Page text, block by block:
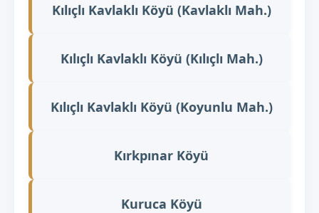
Kılıçlı Kavlaklı Köyü (Kavlaklı Mah.)
Kılıçlı Kavlaklı Köyü (Kılıçlı Mah.)
Kılıçlı Kavlaklı Köyü (Koyunlu Mah.)
Kırkpınar Köyü
Kuruca Köyü